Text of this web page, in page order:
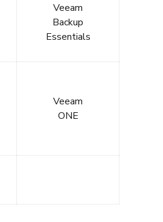
Veeam
Backup
Essentials
Veeam
ONE